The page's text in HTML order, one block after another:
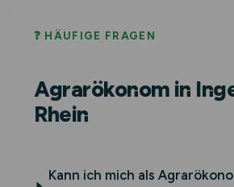
❓ HÄUFIGE FRAGEN
Agrarökonom in
Rhein
Kann ich mich als